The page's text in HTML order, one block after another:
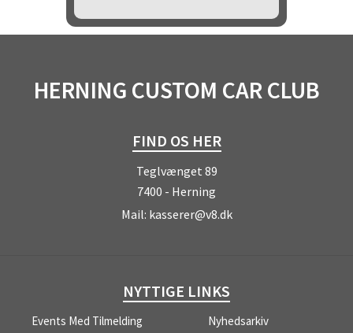
HERNING CUSTOM CAR CLUB
FIND OS HER
Teglvænget 89
7400 - Herning
Mail: kasserer@v8.dk
NYTTIGE LINKS
Events Med Tilmelding
Nyhedsarkiv